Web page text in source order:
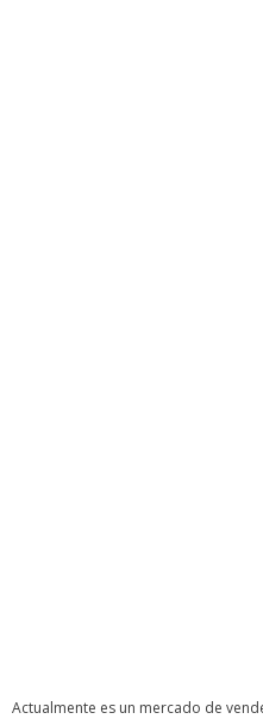
Actualmente es un mercado de